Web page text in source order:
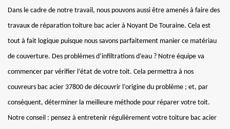
Dans le cadre de notre travail, nous pouvons aussi être amenés à faire des
travaux de réparation toiture bac acier à Noyant De Touraine. Cela est
tout à fait logique puisque nous savons parfaitement manier ce matériau
de couverture. Des problèmes d’infiltrations d’eau ? Notre équipe va
commencer par vérifier l’état de votre toit. Cela permettra à nos
couvreurs bac acier 37800 de découvrir l’origine du problème ; et, par
conséquent, déterminer la meilleure méthode pour réparer votre toit.
Notre conseil : pensez à entretenir régulièrement votre toiture bac acier